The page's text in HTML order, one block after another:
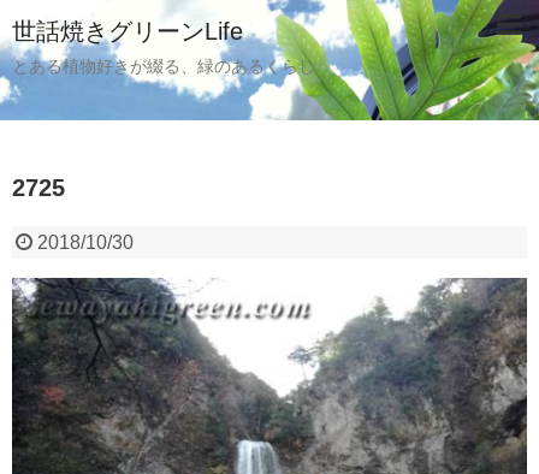
世話焼きグリーンLife
とある植物好きが綴る、緑のあるくらし
2725
2018/10/30